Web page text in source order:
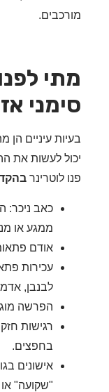
לפנות
עיניים הן מהמצבים
לעשות את ההבדל
לוטרינרבהקדםאם
כאב ניכר: הכלב
ממגע או מנסה
אודם פתאומי,
עכירות פתאומית
לבנבן, אדמדם).
הפרשה מוגלתית,
רגישות חזקה
אישונים בגודל
"שקועה" או